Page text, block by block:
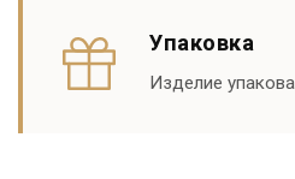
Упаковка
Изделие